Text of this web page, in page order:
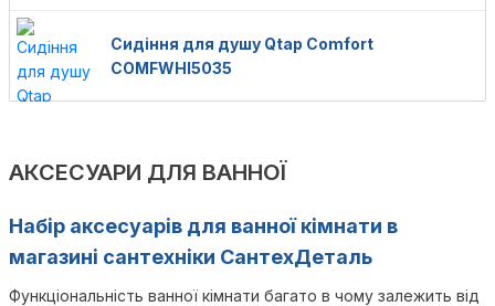
Сидіння для душу Qtap Comfort
COMFWHI5035
АКСЕСУАРИ ДЛЯ ВАННОЇ
Набір аксесуарів для ванної кімнати в
магазині сантехніки СантехДеталь
Функціональність ванної кімнати багато в чому залежить від